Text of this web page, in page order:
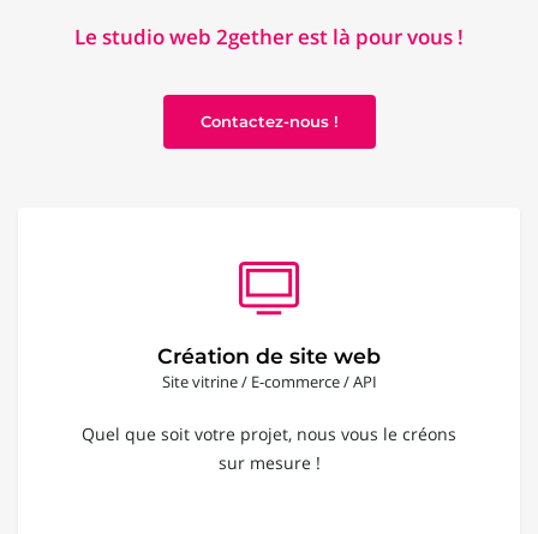
Le studio web 2gether est là pour vous !
Contactez-nous !
Création de site web
Site vitrine / E-commerce / API
Quel que soit votre projet, nous vous le créons
sur mesure !